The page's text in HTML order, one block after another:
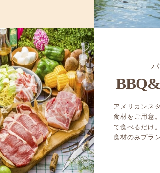
アメリカンス
食材をご用意
て食べるだけ
食材のみプラ